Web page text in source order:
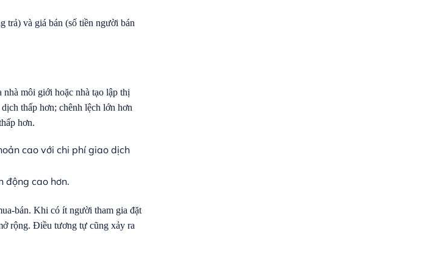
trả) và giá bán (số tiền người bán
môi giới hoặc nhà tạo lập thị
thấp hơn; chênh lệch lớn hơn
hơn.
cao với chi phí giao dịch
động cao hơn.
bán. Khi có ít người tham gia đặt
rộng. Điều tương tự cũng xảy ra